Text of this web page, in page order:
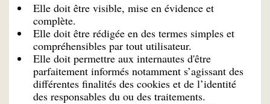
Elle doit être visible, mise en évidence et
complète.
Elle doit être rédigée en des termes simples et
compréhensibles par tout utilisateur.
Elle doit permettre aux internautes d'être
parfaitement informés notamment s’agissant des
différentes finalités des cookies et de l’identité
des responsables du ou des traitements.